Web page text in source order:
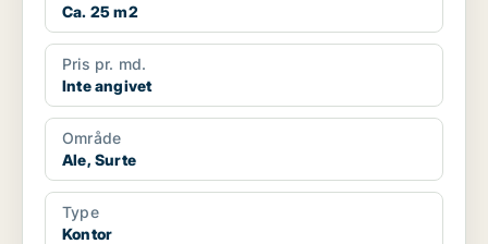
Ca. 25 m2
Pris pr. md.
Inte angivet
Område
Ale, Surte
Type
Kontor